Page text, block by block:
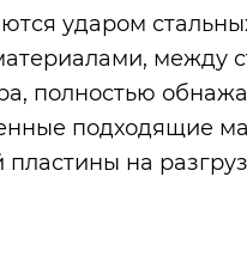
ударом
полностью
подходящие
пластины на